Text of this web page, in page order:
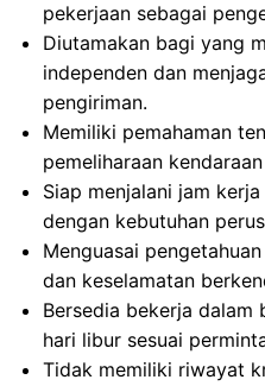
pekerjaan sebagai
Diutamakan bagi yang
independen dan
pengiriman.
Memiliki pemahaman
pemeliharaan
Siap menjalani jam
dengan kebutuhan
Menguasai
dan keselamatan
Bersedia bekerja
hari libur sesuai
Tidak memiliki riwayat